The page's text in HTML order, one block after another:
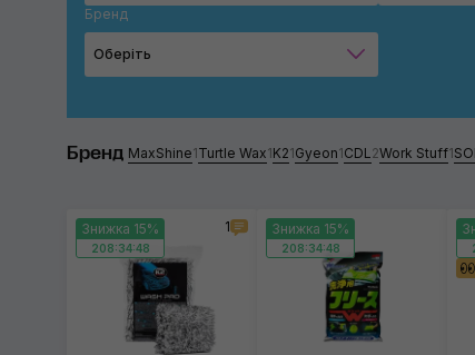
Бренд
Оберіть
Turtle Wax
Gyeon
CDL
Work Stuff
Бренд MaxShine1Turtle Wax1K21Gyeon1CDL2Work Stuff1
Знижка 15%
208:34:48
1 Знижка 15%
208:34:48